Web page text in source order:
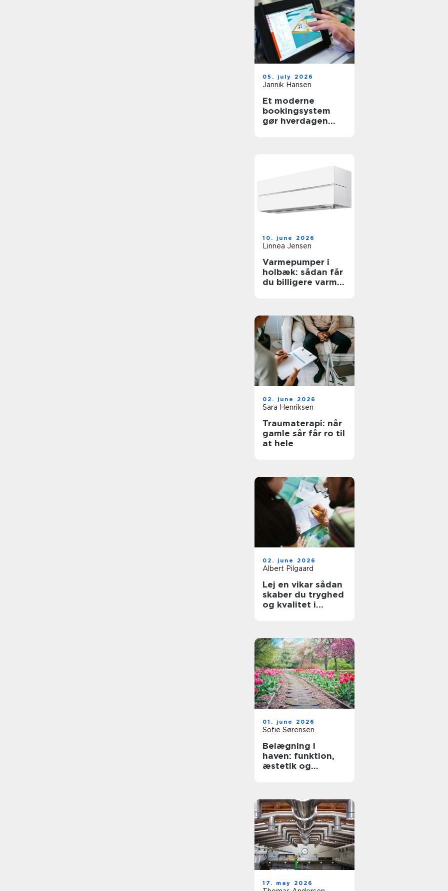
05. july 2026
Jannik Hansen
Et moderne
bookingsystem
gør hverdagen
10. june 2026
Linnea Jensen
Varmepumper i
holbæk: sådan får
du billigere varme
02. june 2026
Sara Henriksen
Traumaterapi: når
gamle sår får ro til
at hele
02. june 2026
Albert Pilgaard
Lej en vikar sådan
skaber du tryghed
og kvalitet i
01. june 2026
Sofie Sørensen
Belægning i
haven: funktion,
æstetik og
17. may 2026